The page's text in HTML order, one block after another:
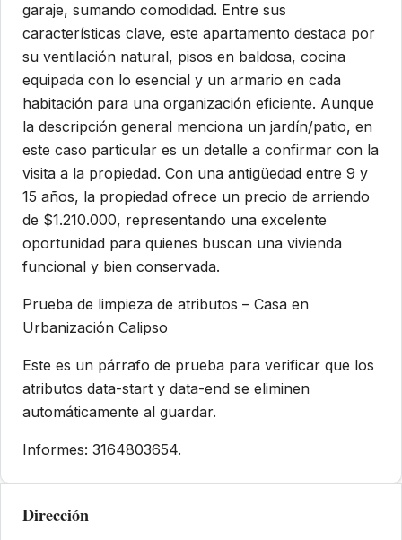
garaje, sumando comodidad. Entre sus
características clave, este apartamento destaca por
su ventilación natural, pisos en baldosa, cocina
equipada con lo esencial y un armario en cada
habitación para una organización eficiente. Aunque
la descripción general menciona un jardín/patio, en
este caso particular es un detalle a confirmar con la
visita a la propiedad. Con una antigüedad entre 9 y
15 años, la propiedad ofrece un precio de arriendo
de $1.210.000, representando una excelente
oportunidad para quienes buscan una vivienda
funcional y bien conservada.
Prueba de limpieza de atributos – Casa en
Urbanización Calipso
Este es un párrafo de prueba para verificar que los
atributos data-start y data-end se eliminen
automáticamente al guardar.
Informes: 3164803654.
Dirección